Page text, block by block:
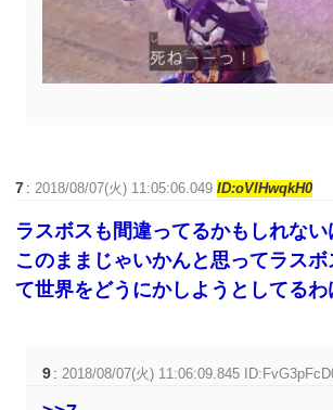
7 :2018/08/07(火) 11:05:06.049ID:oVlHwqkH0
ラスボスも間違ってるかもしれない
このままじゃいかんと思ってラス
て世界をどうにかしようとしてるわ
9 :2018/08/07(火) 11:06:09.845